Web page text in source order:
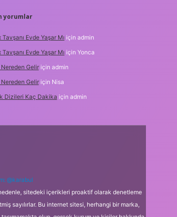
yorumlar
Tavşanı Evde Yaşar Mı için admin
Tavşanı Evde Yaşar Mı için Yonca
Nereden Geliriçin admin
Nereden Geliriçin Nisa
Dizileri Kaç Dakika için admin
@karabul
sitedeki içerikleri proaktif olarak denetleme
sayılırlar. Bu internet sitesi, herhangi bir marka,